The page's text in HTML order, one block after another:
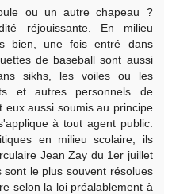
ou un autre chapeau ?
réjouissante. En milieu
bien, une fois entré dans
de baseball sont aussi
sikhs, les voiles ou les
et autres personnels de
eux aussi soumis au principe
à tout agent public.
en milieu scolaire, ils
Jean Zay du 1er juillet
sont le plus souvent résolues
selon la loi préalablement à